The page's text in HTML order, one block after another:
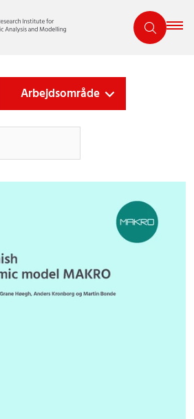
Arbejdsområde